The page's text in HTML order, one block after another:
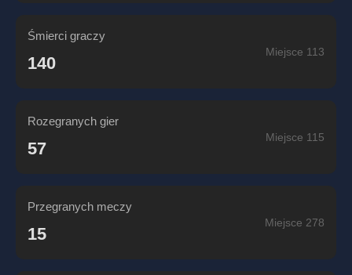
Śmierci graczy
140
Miejsce 113
Rozegranych gier
57
Miejsce 115
Przegranych meczy
15
Miejsce 278